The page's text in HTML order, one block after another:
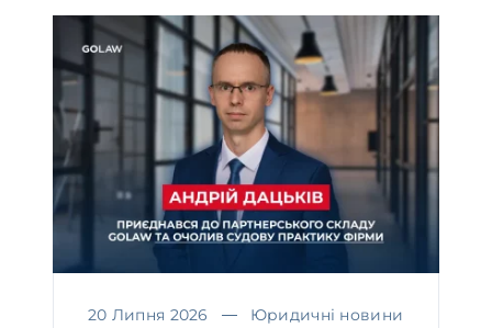
20 Липня 2026 Юридичні новини